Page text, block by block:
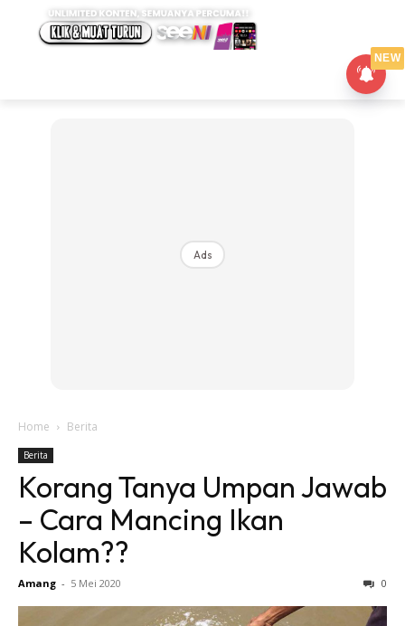
Ads
Home Berita
Berita
Korang Tanya Umpan Jawab
– Cara Mancing Ikan
Kolam??
Amang - 5 Mei 2020 0
NEW